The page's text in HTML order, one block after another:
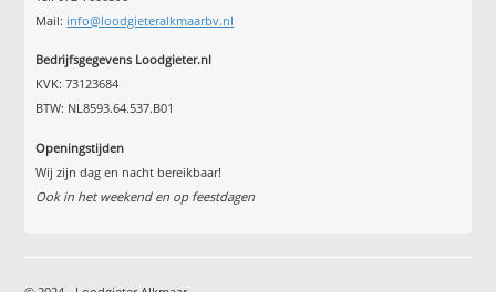
Mail: info@loodgieteralkmaarbv.nl
Bedrijfsgegevens Loodgieter.nl
KVK: 73123684
BTW: NL8593.64.537.B01
Openingstijden
Wij zijn dag en nacht bereikbaar!
Ook in het weekend en op feestdagen